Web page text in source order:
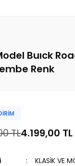
Buıck
Renk
TL4.199,00 TL
KLASİK VE